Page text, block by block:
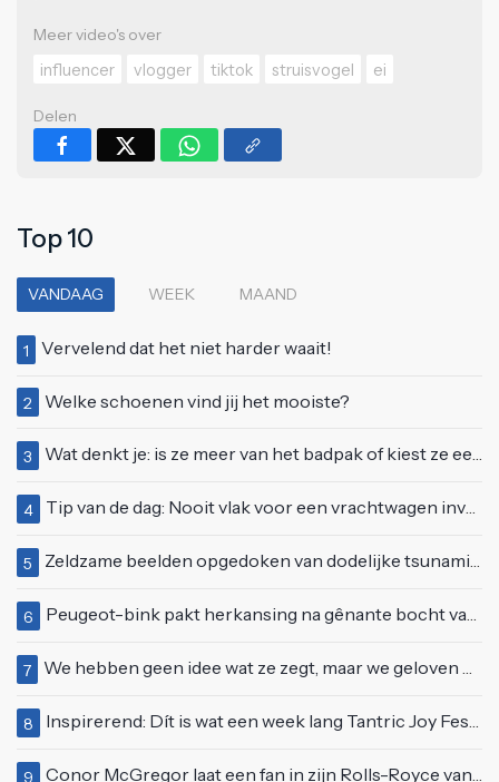
Meer video's over
influencer
vlogger tiktok struisvogel ei
Delen
Top 10
VANDAAG WEEK MAAND
1 Vervelend dat het niet harder waait!
2 Welke schoenen vind jij het mooiste?
3 Wat denkt je: is ze meer van het badpak of kiest ze eerder voor een bikini?
4 Tip van de dag: Nooit vlak voor een vrachtwagen invoegen
5 Zeldzame beelden opgedoken van dodelijke tsunami uit 2004
6 Peugeot-bink pakt herkansing na gênante bocht van 180 graden bij verkeerslicht
7 We hebben geen idee wat ze zegt, maar we geloven haar helemaal!
8 Inspirerend: Dít is wat een week lang Tantric Joy Festival met je doet
9 Conor McGregor laat een fan in zijn Rolls-Royce van $600.000